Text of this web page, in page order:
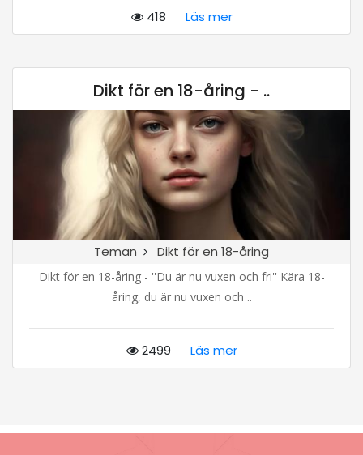
418 Läs mer
Dikt för en 18-åring - ..
Teman Dikt för en 18-åring
Dikt för en 18-åring - ''Du är nu vuxen och fri'' Kära 18-
åring, du är nu vuxen och ..
2499 Läs mer